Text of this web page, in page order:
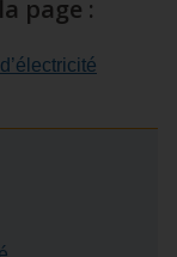
page :